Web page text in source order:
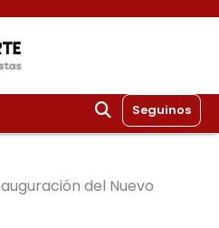
Seguinos
del Nuevo